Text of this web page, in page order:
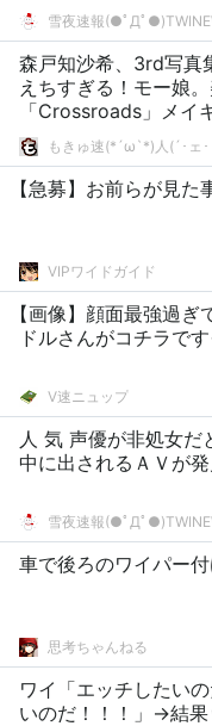
雪夜速報(●ﾟДﾟ
森戸知沙希、3rd写真
えちすぎる！モー娘
「Crossroads」メイ
好評！もきゅ速(*´ω`*)人(´･ェ･
【急募】お前らが見
VIPワイドガイド
【画像】顔面最強過
ドルさんがコチラで
V速ニュップ
人 気 声優が非処女だ
中に出されるＡＶが
雪夜速報(●ﾟДﾟ
車で後ろのワイパー
思考ちゃんねる
ワイ「エッチしたい
いのだ！！！」→結果